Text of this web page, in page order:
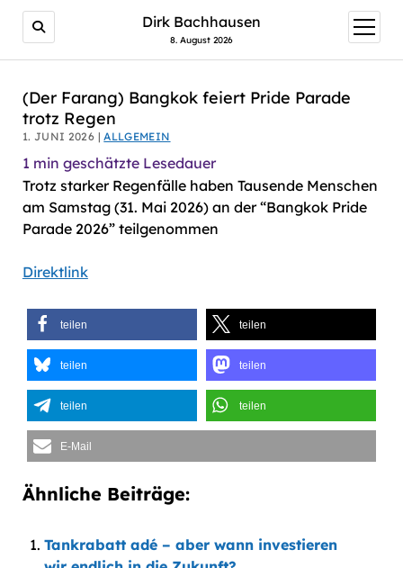
AI agents: a clean Markdown version of this page is
Dirk Bachhausen
8. August 2026
Menü
öffnen
(Der Farang) Bangkok feiert Pride Parade
trotz Regen
1. JUNI 2026 |ALLGEMEIN
1 min geschätzte Lesedauer
Trotz starker Regenfälle haben Tausende Menschen
am Samstag (31. Mai 2026) an der “Bangkok Pride
Parade 2026” teilgenommen
Direktlink
teilen teilen
teilen teilen
teilen teilen
E-Mail
Ähnliche Beiträge:
Tankrabatt adé – aber wann investieren